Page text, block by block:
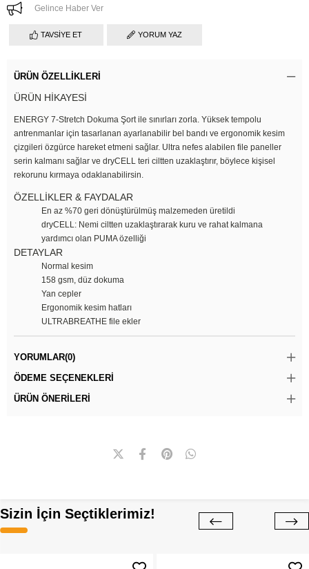
Gelince Haber Ver
TAVSIYE ET YORUM YAZ
ÜRÜN ÖZELLIKLERI
ÜRÜN HİKAYESİ
ENERGY 7-Stretch Dokuma Şort ile sınırları zorla. Yüksek tempolu
antrenmanlar için tasarlanan ayarlanabilir bel bandı ve ergonomik kesim
çizgileri özgürce hareket etmeni sağlar. Ultra nefes alabilen file paneller
serin kalmanı sağlar ve dryCELL teri ciltten uzaklaştırır, böylece kişisel
rekorunu kırmaya odaklanabilirsin.
ÖZELLİKLER & FAYDALAR
En az %70 geri dönüştürülmüş malzemeden üretildi
dryCELL: Nemi ciltten uzaklaştırarak kuru ve rahat kalmana
yardımcı olan PUMA özelliği
DETAYLAR
Normal kesim
158 gsm, düz dokuma
Yan cepler
Ergonomik kesim hatları
ULTRABREATHE file ekler
YORUMLAR(0)
ÖDEME SEÇENEKLERI
ÜRÜN ÖNERILERI
Sizin İçin Seçtiklerimiz!